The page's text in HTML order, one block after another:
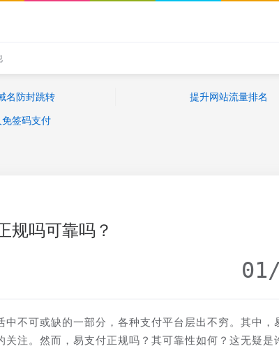
名防封跳转 提升网站流量排名
签码支付
规吗可靠吗？
不可或缺的一部分，各种支付平台层出不穷。其中，
注。然而，易支付正规吗？其可靠性如何？这无疑是